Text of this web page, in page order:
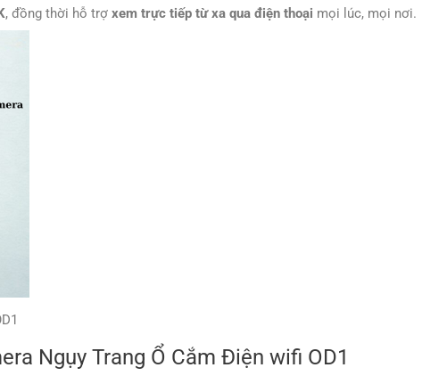
, đồng thời hỗ trợ xem trực tiếp từ xa qua điện thoại mọi lúc, mọi nơi.
Ngụy Trang Ổ Cắm Điện wifi OD1